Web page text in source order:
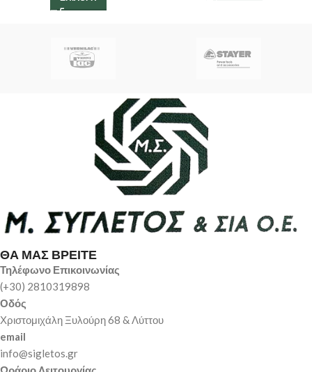
ΘΑ ΜΑΣ ΒΡΕΙΤΕ
Τηλέφωνο Επικοινωνίας
(+30) 2810319898
Οδός
Χριστομιχάλη Ξυλούρη 68 & Λύττου
email
info@sigletos.gr